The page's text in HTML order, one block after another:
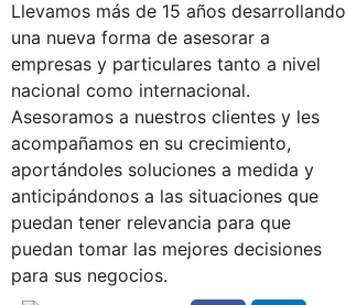
Llevamos más de 15 años desarrollando
una nueva forma de asesorar a
empresas y particulares tanto a nivel
nacional como internacional.
Asesoramos a nuestros clientes y les
acompañamos en su crecimiento,
aportándoles soluciones a medida y
anticipándonos a las situaciones que
puedan tener relevancia para que
puedan tomar las mejores decisiones
para sus negocios.